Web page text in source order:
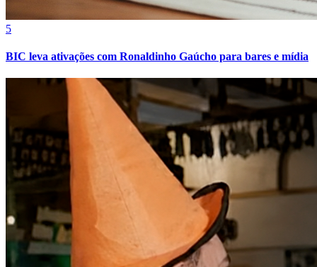
Mirassol
5
BIC leva ativações com Ronaldinho Gaúcho para bares e mídia